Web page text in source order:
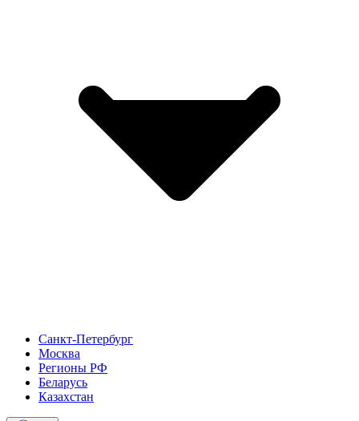
Санкт-Петербург
Москва
Регионы РФ
Беларусь
Казахстан